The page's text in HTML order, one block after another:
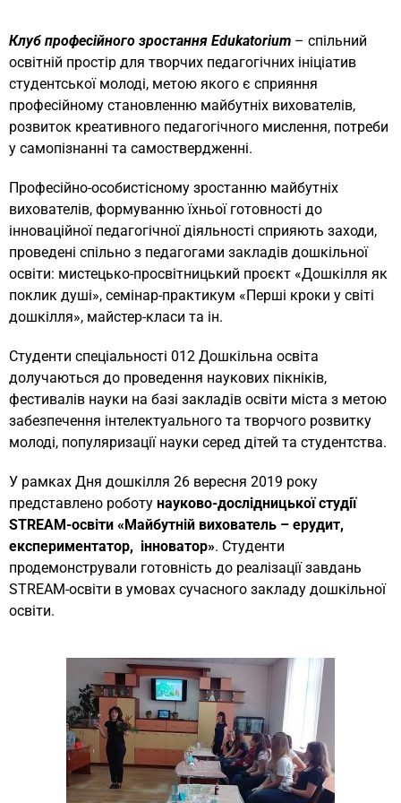
Клуб професійного зростання Edukatorium – спільний
освітній простір для творчих педагогічних ініціатив
студентської молоді, метою якого є сприяння
професійному становленню майбутніх вихователів,
розвиток креативного педагогічного мислення, потреби
у самопізнанні та самоствердженні.
Професійно-особистісному зростанню майбутніх
вихователів, формуванню їхньої готовності до
інноваційної педагогічної діяльності сприяють заходи,
проведені спільно з педагогами закладів дошкільної
освіти: мистецько-просвітницький проєкт «Дошкілля як
поклик душі», семінар-практикум «Перші кроки у світі
дошкілля», майстер-класи та ін.
Студенти спеціальності 012 Дошкільна освіта
долучаються до проведення наукових пікніків,
фестивалів науки на базі закладів освіти міста з метою
забезпечення інтелектуального та творчого розвитку
молоді, популяризації науки серед дітей та студентства.
У рамках Дня дошкілля 26 вересня 2019 року
представлено роботу науково-дослідницької студії
STREAM-освіти «Майбутній вихователь – ерудит,
експериментатор, інноватор». Студенти
продемонстрували готовність до реалізації завдань
STREAM-освіти в умовах сучасного закладу дошкільної
освіти.